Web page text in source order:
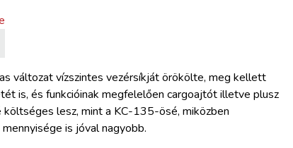
változat vízszintes vezérsíkját örökölte, meg kellett
is, és funkcióinak megfelelően cargoajtót illetve plusz
lesz, mint a KC-135-ösé, miközben
is jóval nagyobb.